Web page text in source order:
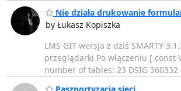
Nie działa drukowanie
by Łukasz Kopiszka
LMS GIT wersja z dziś SMARTY
przeglądarki Po włączeniu [ const
number of tables: 23 DSIG
Paszportyzacja sieci.